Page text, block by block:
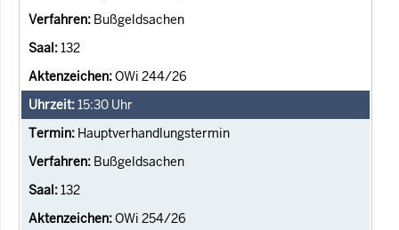
Bußgeldsachen
132
OWi 244/26
15:30 Uhr
Hauptverhandlungstermin
Bußgeldsachen
132
OWi 254/26